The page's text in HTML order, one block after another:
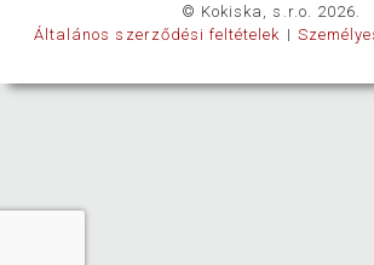
© Kokiska, s.r.o. 2026.
Általános szerződési feltételek